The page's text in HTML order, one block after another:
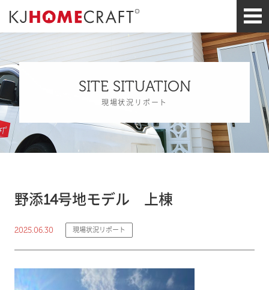
SITE SITUATION
現場状況リポート
野添14号地モデル 上棟
2025.06.30 現場状況リポート